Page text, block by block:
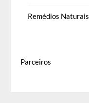
Remédios Naturais
Parceiros